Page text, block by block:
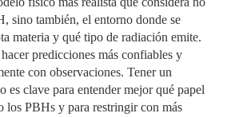
sino también, el entorno donde se
materia y qué tipo de radiación emite.
predicciones más confiables y
con observaciones. Tener un
es clave para entender mejor qué papel
los PBHs y para restringir con más